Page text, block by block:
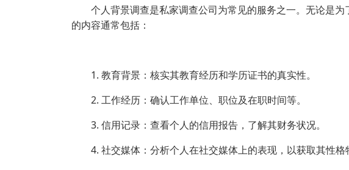
个人背景调查是私家调查公司为常见的服务之一。无论是
的内容通常包括：
1. 教育背景：核实其教育经历和学历证书的真实性。
2. 工作经历：确认工作单位、职位及在职时间等。
3. 信用记录：查看个人的信用报告，了解其财务状况。
4. 社交媒体：分析个人在社交媒体上的表现，以获取其性格